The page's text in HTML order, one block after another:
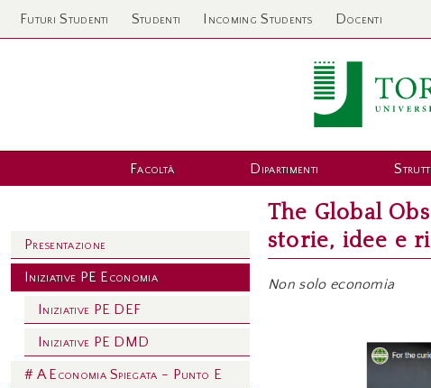
Futuri Studenti Studenti Incoming Students Docenti
Facoltà Dipartimenti
The Global
storie, idee e
Non solo economia
Presentazione
Iniziative PE Economia
Iniziative PE DEF
Iniziative PE DMD
# A Economia Spiegata - Punto E